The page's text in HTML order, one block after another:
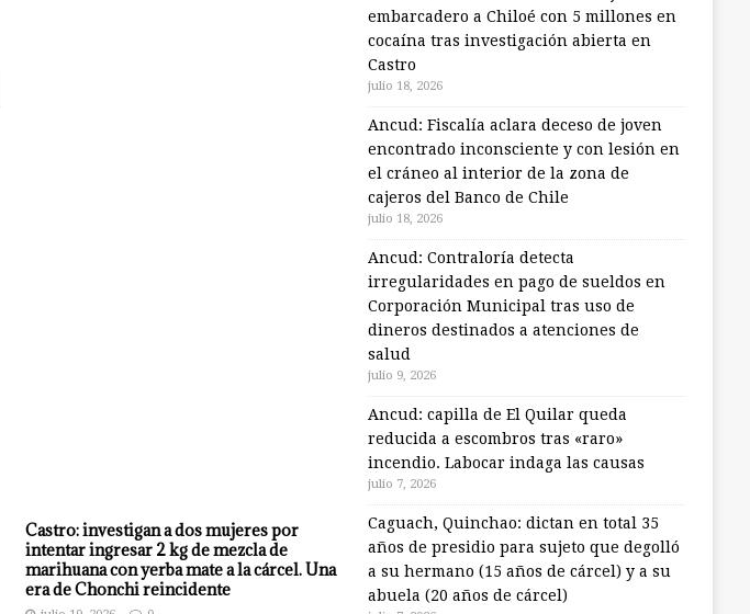
Castro: investigan a dos mujeres por
intentar ingresar 2 kg de mezcla de
marihuana con yerba mate a la cárcel. Una
era de Chonchi reincidente
embarcadero a Chiloé con 5 millones en
cocaína tras investigación abierta en
Castro
julio 18, 2026
Ancud: Fiscalía aclara deceso de joven
encontrado inconsciente y con lesión en
el cráneo al interior de la zona de
cajeros del Banco de Chile
julio 18, 2026
Ancud: Contraloría detecta
irregularidades en pago de sueldos en
Corporación Municipal tras uso de
dineros destinados a atenciones de
salud
julio 9, 2026
Ancud: capilla de El Quilar queda
reducida a escombros tras «raro»
incendio. Labocar indaga las causas
julio 7, 2026
Caguach, Quinchao: dictan en total 35
años de presidio para sujeto que degolló
a su hermano (15 años de cárcel) y a su
abuela (20 años de cárcel)